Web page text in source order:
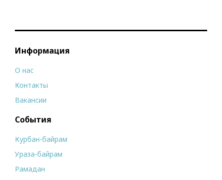
Информация
О нас
Контакты
Вакансии
События
Курбан-байрам
Ураза-байрам
Рамадан